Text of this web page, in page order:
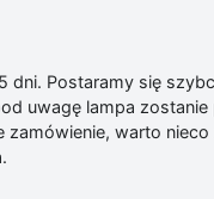
dni. Postaramy się
uwagę lampa
zamówienie, warto